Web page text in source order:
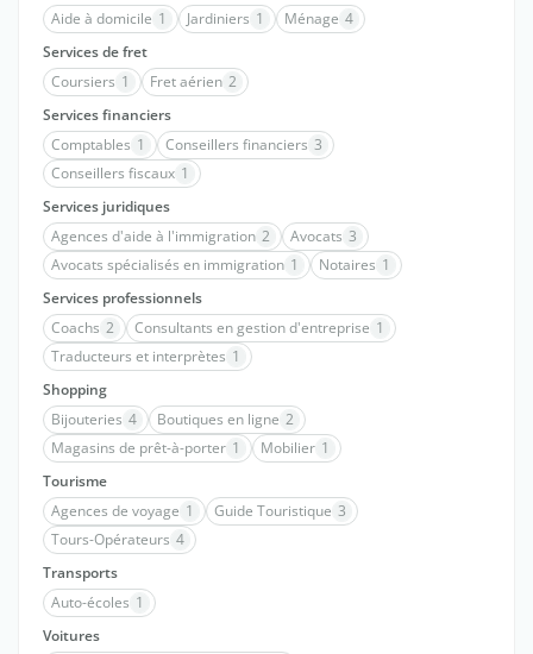
Aide à domicile 1 Jardiniers 1 Ménage 4
Services de fret
Coursiers 1 Fret aérien 2
Services financiers
Comptables 1 Conseillers financiers 3
Conseillers fiscaux 1
Services juridiques
Agences d'aide à l'immigration 2 Avocats 3
Avocats spécialisés en immigration 1 Notaires 1
Services professionnels
Coachs 2 Consultants en gestion d'entreprise 1
Traducteurs et interprètes 1
Shopping
Bijouteries 4 Boutiques en ligne 2
Magasins de prêt-à-porter 1 Mobilier 1
Tourisme
Agences de voyage 1 Guide Touristique 3
Tours-Opérateurs 4
Transports
Auto-écoles 1
Voitures